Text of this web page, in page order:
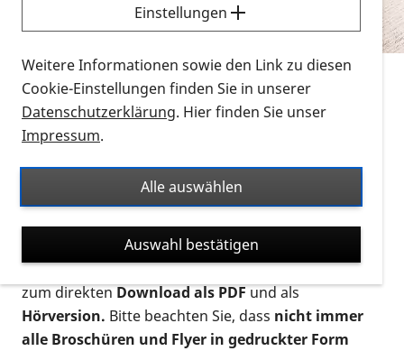
suchen und dieses bestellen bzw. herunterladen
können? Schauen Sie sich dieErklärvideos zum
Thema Infomaterial auf der PRO RETINA-Website
für blinde und sehbehinderte Menschen an.
Auf dieser Seite finden Sie sämtliches Infomaterial
Ort. Nutzen Sie den Formatfilter, um ausschließlich
nach Flyern und Broschüren, Audios oder Videos zu
suchen. Die meisten Flyer und Broschüren werden in
verschiedenen Formaten angeboten: zur
postalischen Bestellung als gedruckte Variante
zum direktenDownload als PDFund als
Hörversion. Bitte beachten Sie, dass nicht immer
alle Broschüren und Flyer in gedruckter Form
Einstellungen
Weitere Informationen sowie den Link zu diesen
Cookie-Einstellungen finden Sie in unserer
Datenschutzerklärung. Hier finden Sie unser
Impressum.
Alle auswählen
Auswahl bestätigen